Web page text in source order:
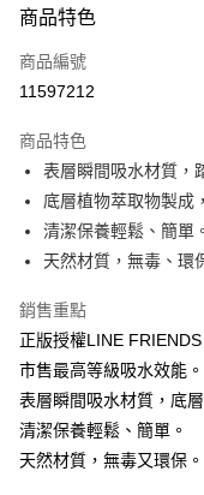
信用卡一次付款
超商取貨付款
Apple Pay
街口支付
悠遊付
Google Pay
AFTEE先享後付
相關說明
【關於「AFTEE先享後付
AFTEE先享後付是「在收
便利好安心！
１．簡單：不需註冊會員、
貨到付款
商品特色
商品編號
11597212
商品特色
表層瞬間吸水材質，
底層植物萃取物製成
清潔保養輕鬆、簡單。
天然材質，無毒、環
銷售重點
正版授權LINE FRIENDS
市售最高等級吸水效能。
表層瞬間吸水材質，底
清潔保養輕鬆、簡單。
天然材質，無毒又環保。